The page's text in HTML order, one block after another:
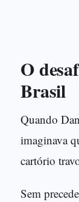
O
Brasil
Quando
imaginava
cartório
Sem